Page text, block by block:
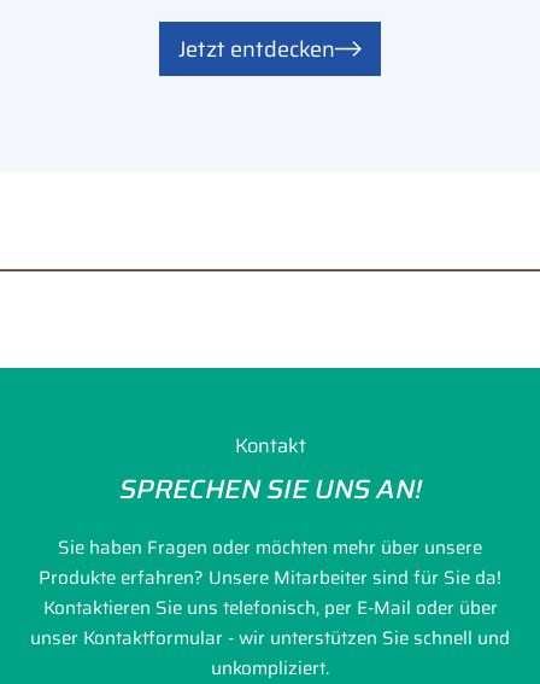
Jetzt entdecken
Kontakt
SPRECHEN SIE UNS AN!
Sie haben Fragen oder möchten mehr über unsere
Produkte erfahren? Unsere Mitarbeiter sind für Sie da!
Kontaktieren Sie uns telefonisch, per E-Mail oder über
unser Kontaktformular - wir unterstützen Sie schnell und
unkompliziert.